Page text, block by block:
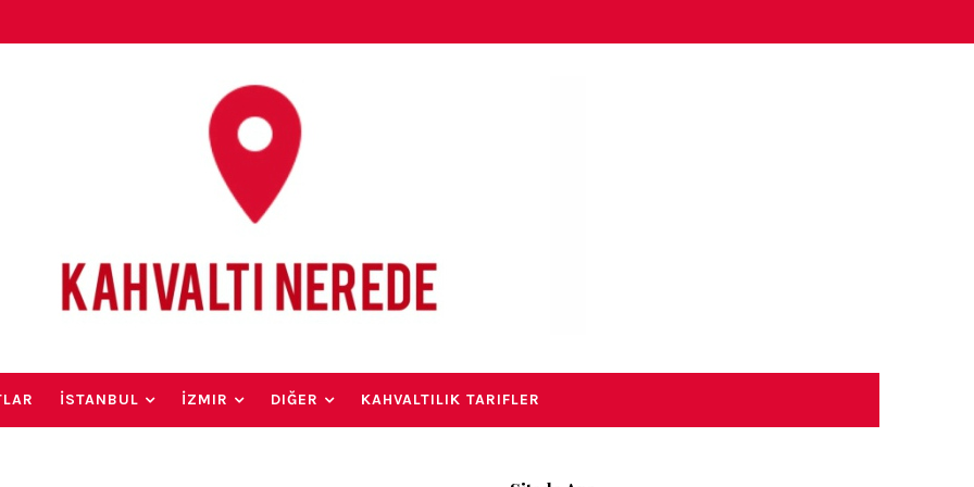
İSTANBUL İZMIR DIĞER KAHVALTILIK TARIFLER